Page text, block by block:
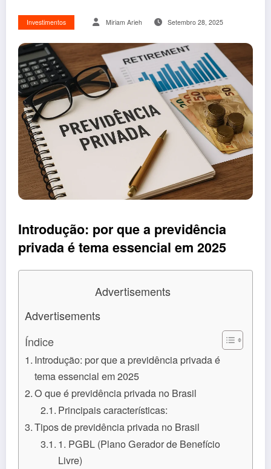
Investimentos Miriam Arieh Setembro 28, 2025
Introdução: por que a previdência
privada é tema essencial em 2025
Advertisements
Advertisements
Índice
Introdução: por que a previdência privada é
tema essencial em 2025
O que é previdência privada no Brasil
Principais características:
Tipos de previdência privada no Brasil
1. PGBL (Plano Gerador de Benefício
Livre)